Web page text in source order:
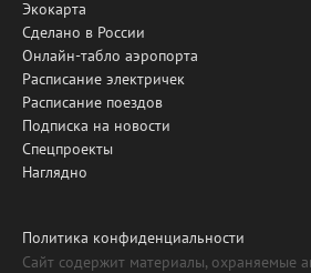
Экокарта
Сделано в России
Онлайн-табло аэропорта
Расписание электричек
Расписание поездов
Подписка на новости
Спецпроекты
Наглядно
Политика конфиденциальности
Сайт содержит материалы, охраняемые